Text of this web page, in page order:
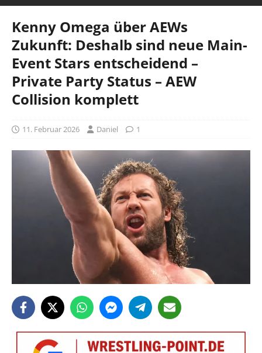
Kenny Omega über AEWs
Zukunft: Deshalb sind neue Main-
Event Stars entscheidend –
Private Party Status – AEW
Collision komplett
11. Februar 2026 Daniel 1